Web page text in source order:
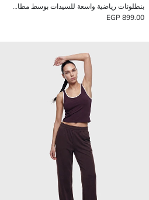
بنطلونات رياضية واسعة للسيدات بوسط مطاطي
899.00 EGP